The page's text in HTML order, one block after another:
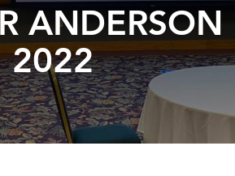
ANDERSON
2022